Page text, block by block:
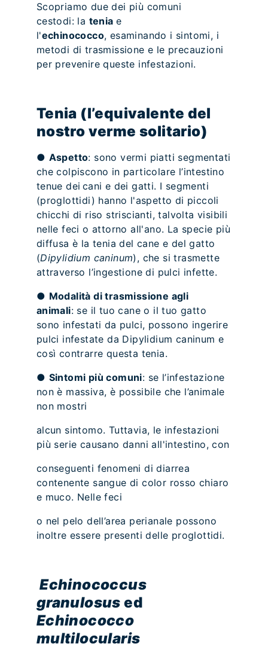
Scopriamo due dei più comuni
cestodi: la tenia e
l'echinococco, esaminando i sintomi, i
metodi di trasmissione e le precauzioni
per prevenire queste infestazioni.
Tenia (l’equivalente del
nostro verme solitario)
● Aspetto: sono vermi piatti segmentati
che colpiscono in particolare l’intestino
tenue dei cani e dei gatti. I segmenti
(proglottidi) hanno l'aspetto di piccoli
chicchi di riso striscianti, talvolta visibili
nelle feci o attorno all'ano. La specie più
diffusa è la tenia del cane e del gatto
(Dipylidium caninum), che si trasmette
attraverso l’ingestione di pulci infette.
● Modalità di trasmissione agli
animali: se il tuo cane o il tuo gatto
sono infestati da pulci, possono ingerire
pulci infestate da Dipylidium caninum e
così contrarre questa tenia.
● Sintomi più comuni: se l’infestazione
non è massiva, è possibile che l’animale
non mostri
alcun sintomo. Tuttavia, le infestazioni
più serie causano danni all'intestino, con
conseguenti fenomeni di diarrea
contenente sangue di color rosso chiaro
e muco. Nelle feci
o nel pelo dell’area perianale possono
inoltre essere presenti delle proglottidi.
Echinococcus
granulosused
Echinococco
multilocularis